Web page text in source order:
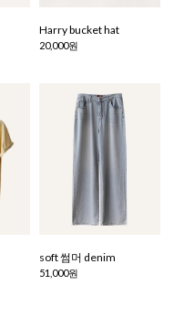
Harry bucket hat
20,000원
soft 썸머 denim
51,000원